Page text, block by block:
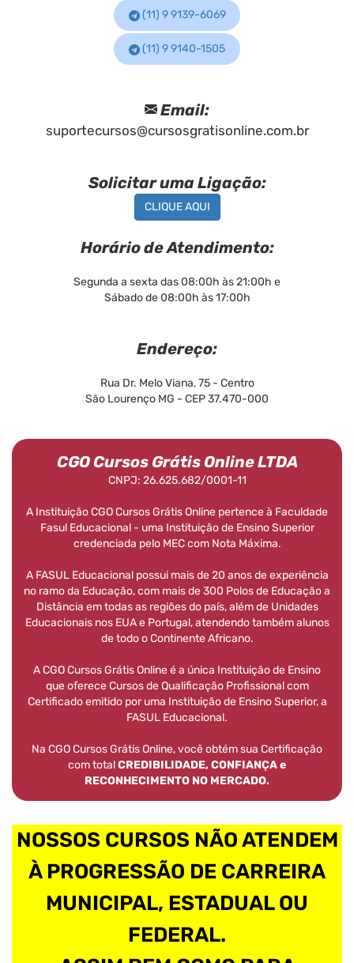
(11) 9 9139-6069
(11) 9 9140-1505
Email:
suportecursos@cursosgratisonline.com.br
Solicitar uma Ligação:
CLIQUE AQUI
Horário de Atendimento:
Segunda a sexta das 08:00h às 21:00h e
Sábado de 08:00h às 17:00h
Endereço:
Rua Dr. Melo Viana, 75 - Centro
São Lourenço MG - CEP 37.470-000
CGO Cursos Grátis Online LTDA
CNPJ: 26.625.682/0001-11
A Instituição CGO Cursos Grátis Online pertence à Faculdade
Fasul Educacional - uma Instituição de Ensino Superior
credenciada pelo MEC com Nota Máxima.
A FASUL Educacional possui mais de 20 anos de experiência
no ramo da Educação, com mais de 300 Polos de Educação a
Distância em todas as regiões do país, além de Unidades
Educacionais nos EUA e Portugal, atendendo também alunos
de todo o Continente Africano.
A CGO Cursos Grátis Online é a única Instituição de Ensino
que oferece Cursos de Qualificação Profissional com
Certificado emitido por uma Instituição de Ensino Superior, a
FASUL Educacional.
Na CGO Cursos Grátis Online, você obtém sua Certificação
com totalCREDIBILIDADE, CONFIANÇA e
RECONHECIMENTO NO MERCADO.
NOSSOS CURSOS NÃO ATENDEM
À PROGRESSÃO DE CARREIRA
MUNICIPAL, ESTADUAL OU
FEDERAL.